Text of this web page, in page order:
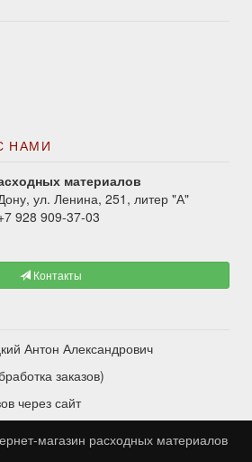
НАМИ
материалов
ул. Ленина, 251, литер "А"
928 909-37-03
Контакты
Антон Александрович
заказов)
через сайт
магазин расходных материалов